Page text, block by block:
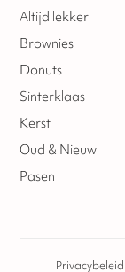
Altijd lekker
Brownies
Donuts
Sinterklaas
Kerst
Oud & Nieuw
Pasen
Privacybeleid